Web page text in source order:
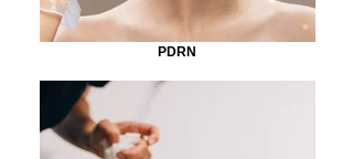
PDRN